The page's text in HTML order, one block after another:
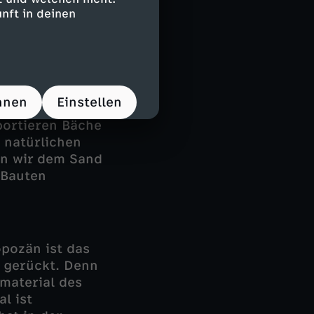
in deinen
Einstellen
Heute
Preis. Denn
Bäche
natürlichen
wir dem Sand
ist das
gerückt. Denn
des
ist